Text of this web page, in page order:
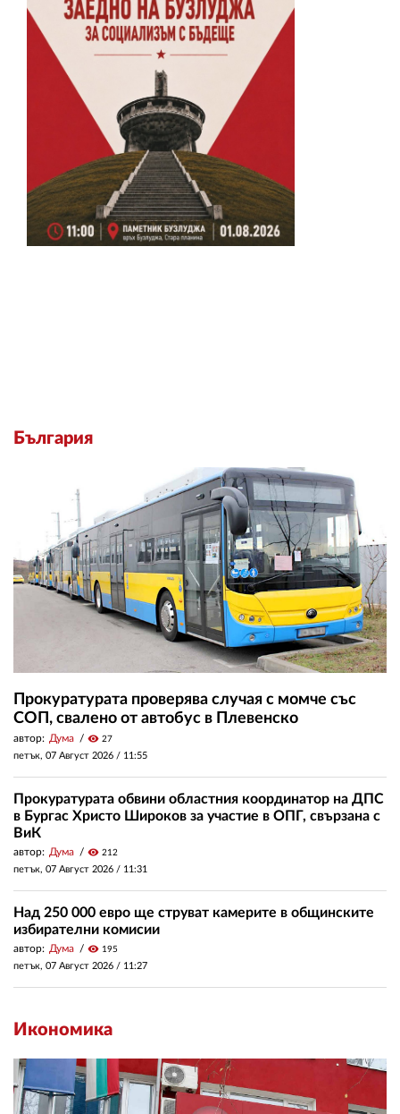
България
Прокуратурата проверява случая с момче със
СОП, свалено от автобус в Плевенско
автор: Дума visibility 27
петък, 07 Август 2026 / 11:55
Прокуратурата обвини областния координатор на ДПС
в Бургас Христо Широков за участие в ОПГ, свързана с
ВиК
автор: Дума visibility 212
петък, 07 Август 2026 / 11:31
Над 250 000 евро ще струват камерите в общинските
избирателни комисии
автор: Дума visibility 195
петък, 07 Август 2026 / 11:27
Икономика